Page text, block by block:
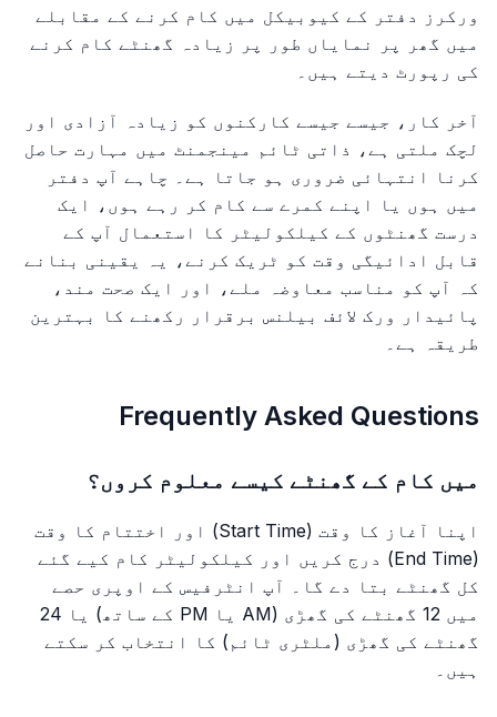
ورکرز دفتر کے کیوبیکل میں کام کرنے کے مقابلے
میں گھر پر نمایاں طور پر زیادہ گھنٹے کام کرنے
کی رپورٹ دیتے ہیں۔
آخر کار، جیسے جیسے کارکنوں کو زیادہ آزادی اور
لچک ملتی ہے، ذاتی ٹائم مینجمنٹ میں مہارت حاصل
کرنا انتہائی ضروری ہو جاتا ہے۔ چاہے آپ دفتر
میں ہوں یا اپنے کمرے سے کام کر رہے ہوں، ایک
درست گھنٹوں کے کیلکولیٹر کا استعمال آپ کے
قابل ادائیگی وقت کو ٹریک کرنے، یہ یقینی بنانے
کہ آپ کو مناسب معاوضہ ملے، اور ایک صحت مند،
پائیدار ورک لائف بیلنس برقرار رکھنے کا بہترین
طریقہ ہے۔
Frequently Asked Questions
میں کام کے گھنٹے کیسے معلوم کروں؟
اپنا آغاز کا وقت (Start Time) اور اختتام کا وقت
(End Time) درج کریں اور کیلکولیٹر کام کیے گئے
کل گھنٹے بتا دے گا۔ آپ انٹرفیس کے اوپری حصے
میں 12 گھنٹے کی گھڑی (AM یا PM کے ساتھ) یا 24
گھنٹے کی گھڑی (ملٹری ٹائم) کا انتخاب کر سکتے
ہیں۔